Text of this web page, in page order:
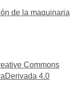
de la maquinaria
Commons
4.0